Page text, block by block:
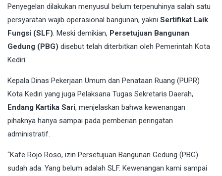
Penyegelan dilakukan menyusul belum terpenuhinya salah satu
persyaratan wajib operasional bangunan, yakni Sertifikat Laik
Fungsi (SLF). Meski demikian, Persetujuan Bangunan
Gedung (PBG) disebut telah diterbitkan oleh Pemerintah Kota
Kediri.
Kepala Dinas Pekerjaan Umum dan Penataan Ruang (PUPR)
Kota Kediri yang juga Pelaksana Tugas Sekretaris Daerah,
Endang Kartika Sari, menjelaskan bahwa kewenangan
pihaknya hanya sampai pada pemberian peringatan
administratif.
“Kafe Rojo Roso, izin Persetujuan Bangunan Gedung (PBG)
sudah ada. Yang belum adalah SLF. Kewenangan kami sampai